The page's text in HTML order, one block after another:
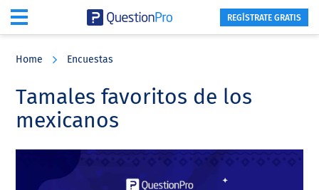
content
sidebar
REGÍSTRATE GRATIS
Home Encuestas
Tamales favoritos de los
mexicanos